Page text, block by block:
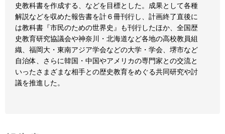
史教科書を作成する、などを目標とした。成果として各種
解説などを収めた報告書を計６冊刊行し、計画終了直後に
は教科書『市民のための世界史』も刊行したほか、全国歴
史教育研究協議会や神奈川・北海道など各地の高校教員組
織、福岡大・東南アジア学会などの大学・学会、堺市など
自治体、さらに韓国・中国やアメリカの専門家との交流と
いったさまざまな相手との歴史教育をめぐる共同研究や討
議を推進した。